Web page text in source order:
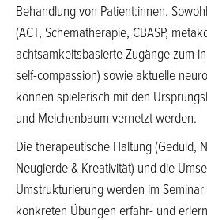
Behandlung von Patient:innen.
(ACT, Schematherapie, CBASP,
achtsamkeitsbasierte Zugänge zum
self-compassion) sowie aktuelle
können spielerisch mit den
und Meichenbaum vernetzt werden.
Die therapeutische Haltung (Geduld,
Neugierde & Kreativität) und die
Umstrukturierung werden im
konkreten Übungen erfahr- und